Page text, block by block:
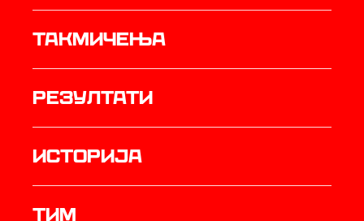
Такмичења
резултати
историја
ТИМ